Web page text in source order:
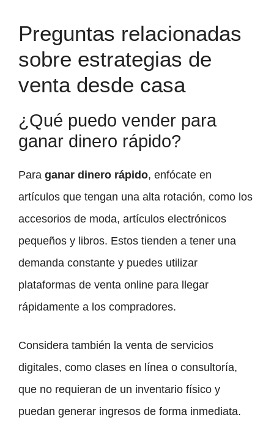
Preguntas relacionadas
sobre estrategias de
venta desde casa
¿Qué puedo vender para
ganar dinero rápido?
Para ganar dinero rápido, enfócate en
artículos que tengan una alta rotación, como los
accesorios de moda, artículos electrónicos
pequeños y libros. Estos tienden a tener una
demanda constante y puedes utilizar
plataformas de venta online para llegar
rápidamente a los compradores.
Considera también la venta de servicios
digitales, como clases en línea o consultoría,
que no requieran de un inventario físico y
puedan generar ingresos de forma inmediata.